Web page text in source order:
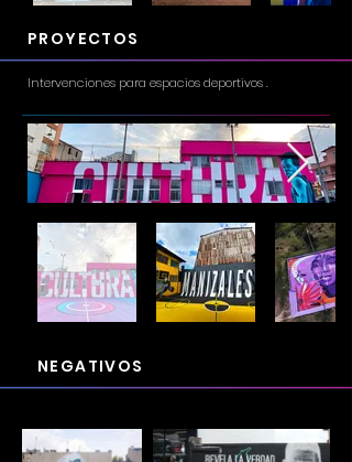
PROYECTOS
Intervenciones para espacios deportivos .
PROYECTOS
NEGATIVOS